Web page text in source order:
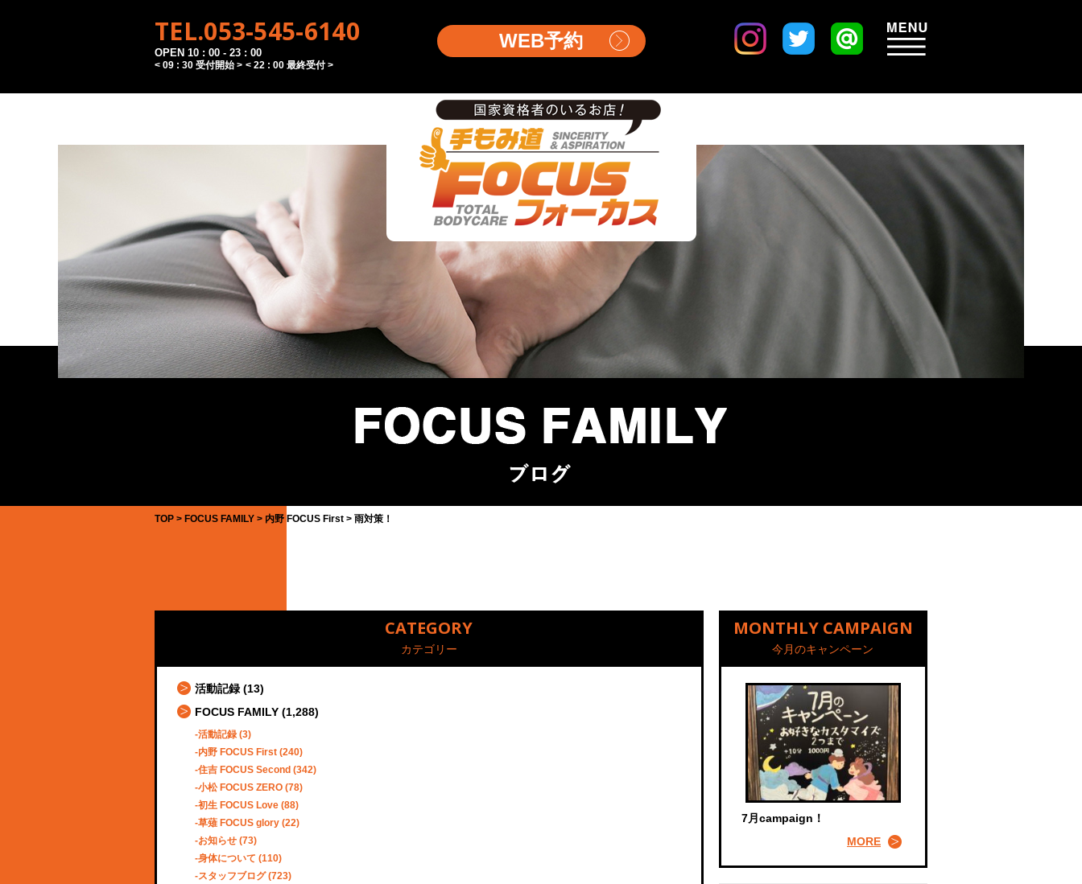
TEL.053-545-6140
OPEN 10 : 00 - 23 : 00
< 09 : 30 受付開始 > < 22 : 00 最終受付 >
WEB予約
TOP FOCUS FAMILY 内野 FOCUS First 雨対策！
CATEGORY
カテゴリー
活動記録 (13)
FOCUS FAMILY (1,288)
活動記録 (3)
内野 FOCUS First (240)
住吉 FOCUS Second (342)
小松 FOCUS ZERO (78)
初生 FOCUS Love (88)
草薙 FOCUS glory (22)
お知らせ (73)
身体について (110)
スタッフブログ(723)
MONTHLY CAMPAIGN
今月のキャンペーン
7月campaign！
MORE